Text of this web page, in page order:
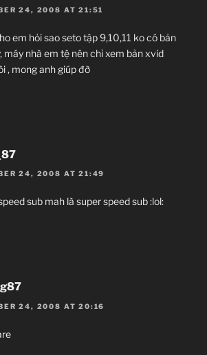
24, 2008 AT 21:51
em hỏi sao seto tập 9,10,11 ko có bản
máy nhà em tệ nên chỉ xem bản xvid
, mong anh giúp đỡ
24, 2008 AT 21:49
sub mah là super speed sub :lol:
24, 2008 AT 20:16